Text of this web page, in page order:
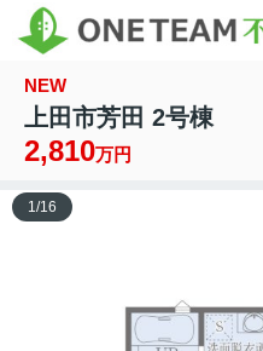
NEW
上田市芳田 2号棟
2,810万円
1/16